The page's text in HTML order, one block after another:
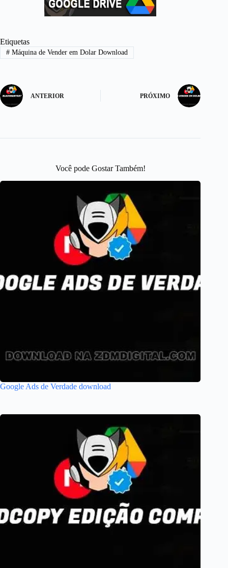
Etiquetas
#Máquina de Vender em Dolar Download
ANTERIOR PRÓXIMO
Você pode Gostar Também!
Google Ads de Verdade download